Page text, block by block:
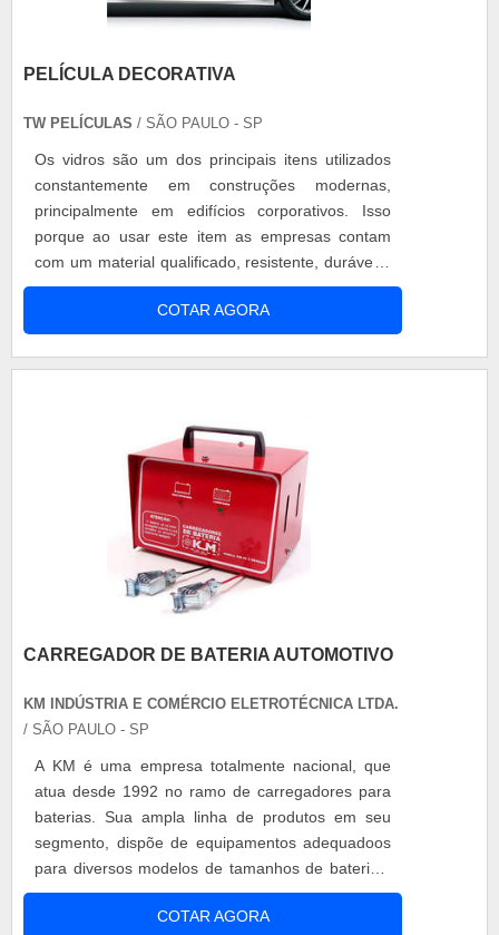
PELÍCULA DECORATIVA
TW PELÍCULAS / SÃO PAULO - SP
Os vidros são um dos principais itens utilizados
constantemente em construções modernas,
principalmente em edifícios corporativos. Isso
porque ao usar este item as empresas contam
com um material qualificado, resistente, durável e
que ainda garante um ambiente moderno e
sofisticado. Ou seja, vantagens que conquistam
muitos empresários. No entanto, o vidro é
COTAR AGORA
CARREGADOR DE BATERIA AUTOMOTIVO
KM INDÚSTRIA E COMÉRCIO ELETROTÉCNICA LTDA.
/ SÃO PAULO - SP
A KM é uma empresa totalmente nacional, que
atua desde 1992 no ramo de carregadores para
baterias. Sua ampla linha de produtos em seu
segmento, dispõe de equipamentos adequadoos
para diversos modelos de tamanhos de baterias,
como: carregador para bateria, carregador de
bateria automotivo, carregador de bateria
COTAR AGORA